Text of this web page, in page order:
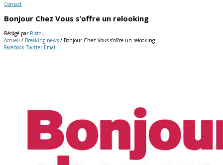
Contact
Bonjour Chez Vous s’offre un relooking
Rédigé par Ristou
Accueil / Breaking news / Bonjour Chez Vous s’offre un relooking
Facebook Twitter Email